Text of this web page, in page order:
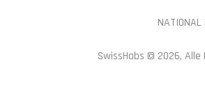
NATIONAL
SwissHabs © 2026,